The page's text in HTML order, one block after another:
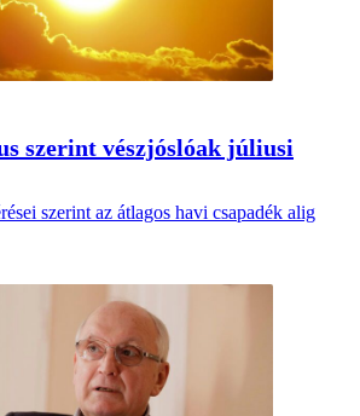
szerint vészjóslóak júliusi
szerint az átlagos havi csapadék alig